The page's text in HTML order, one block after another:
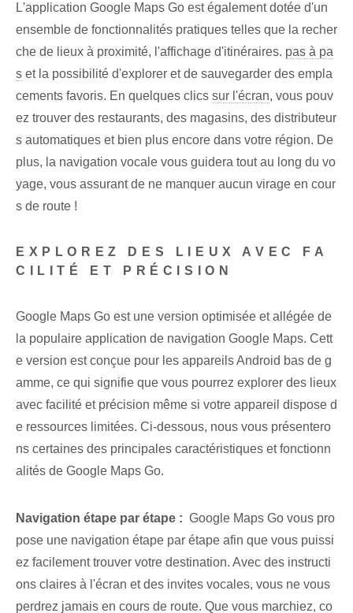
L'application Google Maps Go est également dotée d'un
ensemble de fonctionnalités pratiques telles que la recher
che de lieux à proximité, l'affichage d'itinéraires. pas à pa
s et⁣ la possibilité d'explorer et de sauvegarder‌ des empla
cements favoris. En quelques clics sur l'écran, vous pouv
ez trouver des restaurants, des magasins, des distributeur
s automatiques et bien plus encore dans votre région. De
plus, la navigation vocale vous guidera tout au long du vo
yage, vous assurant de ne manquer aucun virage en cour
s de route !
EXPLOREZ DES LIEUX AVEC FA
CILITÉ ET PRÉCISION
Google Maps Go est une version optimisée et allégée de
la populaire application de navigation Google Maps. Cett
e version est conçue pour les appareils Android bas de g
amme, ce qui signifie que vous pourrez explorer des lieux
avec facilité et précision même si votre appareil dispose d
e ressources limitées. Ci-dessous, nous vous présentero
ns certaines des principales caractéristiques et fonctionn
alités de Google Maps Go.
Navigation étape par étape : ‌ Google Maps Go vous pro
pose une navigation étape par étape afin que vous puissi
ez facilement trouver votre destination. Avec des instructi
ons claires à l'écran et des invites vocales, vous ne vous
perdrez jamais en cours de route. ‍Que vous marchiez, co